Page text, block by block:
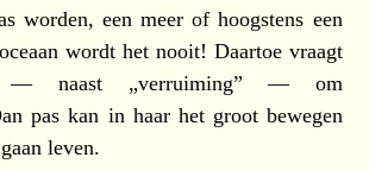
worden, een meer of hoogstens een
wordt het nooit! Daartoe vraagt
— naast „verruiming” — om
pas kan in haar het groot bewegen
leven.